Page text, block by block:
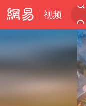
视频